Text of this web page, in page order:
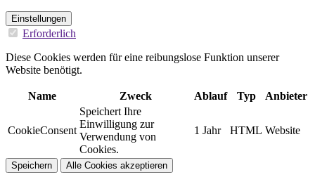
Einstellungen
Erforderlich
Diese Cookies werden für eine reibungslose Funktion unserer
Website benötigt.
Name Zweck Ablauf Typ Anbieter
CookieConsent
Speichert Ihre
Einwilligung zur
Verwendung von
Cookies.
1 Jahr HTML Website
Speichern Alle Cookies akzeptieren